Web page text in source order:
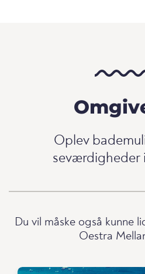
Oplev
seværdigheder
Du vil måske også kunne
Oestra